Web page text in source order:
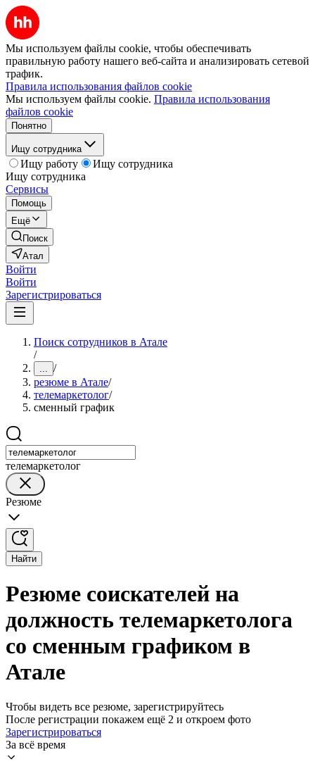
Мы используем файлы cookie, чтобы обеспечивать
правильную работу нашего веб-сайта и анализировать сетевой
трафик.
Правила использования файлов cookie
Мы используем файлы cookie. Правила использования
файлов cookie
Понятно
Ищу сотрудника
Ищу работу
Ищу сотрудника
Ищу сотрудника
Сервисы
Помощь
Ещё
Поиск
Атал
Войти
Войти
Зарегистрироваться
Поиск сотрудников в Атале
/
... /
резюме в Атале/
телемаркетолог/
сменный график
телемаркетолог
Резюме
Найти
Резюме соискателей на
должность телемаркетолога
со сменным графиком в
Атале
Чтобы видеть все резюме, зарегистрируйтесь
После регистрации покажем ещё 2 и откроем фото
Зарегистрироваться
За всё время